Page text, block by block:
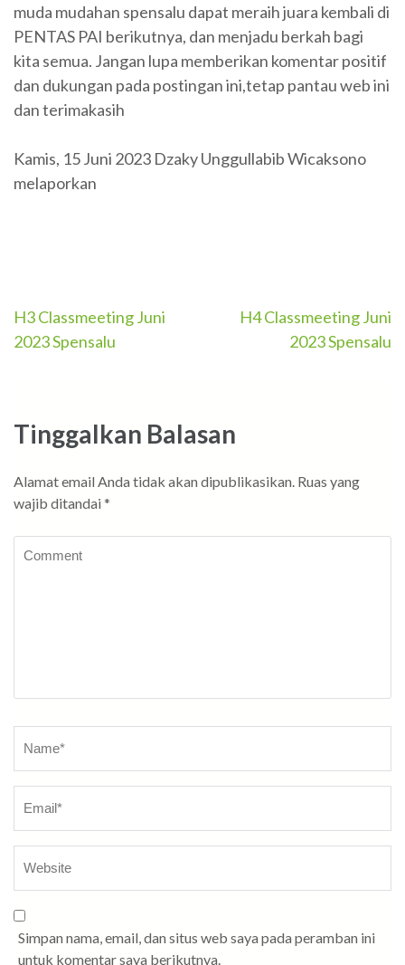
muda mudahan spensalu dapat meraih juara kembali di
PENTAS PAI berikutnya, dan menjadu berkah bagi
kita semua. Jangan lupa memberikan komentar positif
dan dukungan pada postingan ini,tetap pantau web ini
dan terimakasih
Kamis, 15 Juni 2023 Dzaky Unggullabib Wicaksono
melaporkan
Navigasi
pos
H3 Classmeeting Juni
2023 Spensalu
H4 Classmeeting Juni
2023 Spensalu
Tinggalkan Balasan
Alamat email Anda tidak akan dipublikasikan. Ruas yang
wajib ditandai *
Simpan nama, email, dan situs web saya pada peramban ini
untuk komentar saya berikutnya.